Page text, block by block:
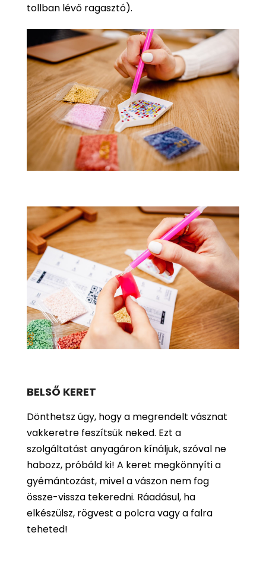
tollban lévő ragasztó).
BELSŐ KERET
Dönthetsz úgy, hogy a megrendelt vásznat
vakkeretre feszítsük neked. Ezt a
szolgáltatást anyagáron kínáljuk, szóval ne
habozz, próbáld ki! A keret megkönnyíti a
gyémántozást, mivel a vászon nem fog
össze-vissza tekeredni. Ráadásul, ha
elkészülsz, rögvest a polcra vagy a falra
teheted!